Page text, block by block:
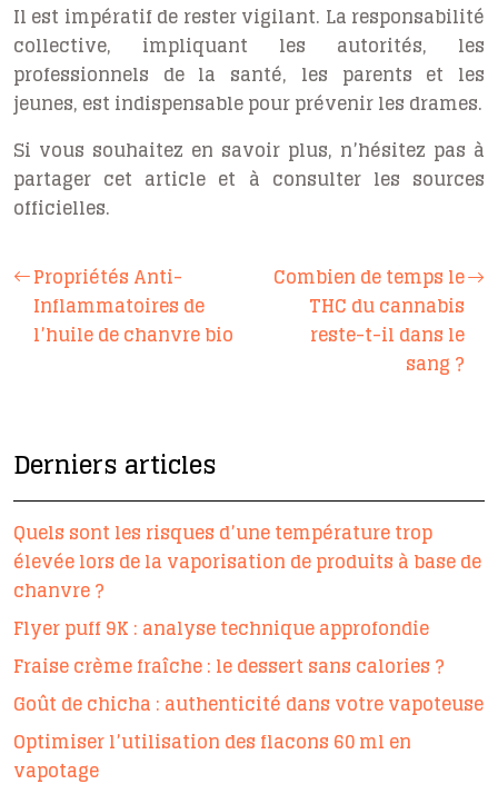
Il est impératif de rester vigilant. La responsabilité
collective, impliquant les autorités, les
professionnels de la santé, les parents et les
jeunes, est indispensable pour prévenir les drames.
Si vous souhaitez en savoir plus, n’hésitez pas à
partager cet article et à consulter les sources
officielles.
Propriétés Anti-
Inflammatoires de
l’huile de chanvre bio
Combien de temps le
THC du cannabis
reste-t-il dans le
sang ?
Derniers articles
Quels sont les risques d’une température trop
élevée lors de la vaporisation de produits à base de
chanvre ?
Flyer puff 9K : analyse technique approfondie
Fraise crème fraîche : le dessert sans calories ?
Goût de chicha : authenticité dans votre vapoteuse
Optimiser l’utilisation des flacons 60 ml en
vapotage